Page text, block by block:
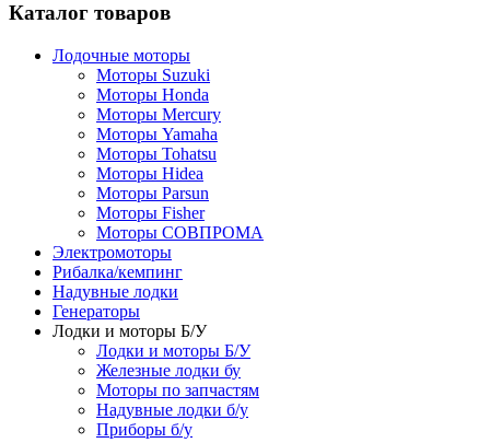
Каталог товаров
Лодочные моторы
Моторы Suzuki
Моторы Honda
Моторы Mercury
Моторы Yamaha
Моторы Tohatsu
Моторы Hidea
Моторы Parsun
Моторы Fisher
Моторы СОВПРОМА
Электромоторы
Рибалка/кемпинг
Надувные лодки
Генераторы
Лодки и моторы Б/У
Лодки и моторы Б/У
Железные лодки бу
Моторы по запчастям
Надувные лодки б/у
Приборы б/у